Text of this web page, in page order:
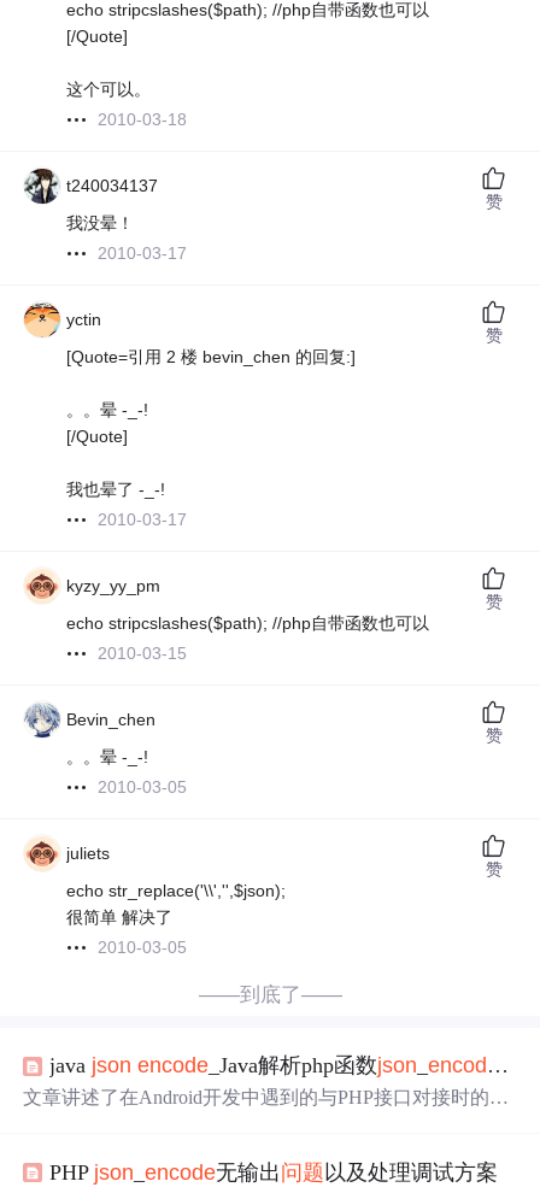
echo stripcslashes($path); //php自带函数也可以
[/Quote]
这个可以。
2010-03-18
t240034137
我没晕！
2010-03-17
赞
yctin
[Quote=引用 2 楼 bevin_chen 的回复:]
。。晕 -_-!
[/Quote]
我也晕了 -_-!
2010-03-17
赞
kyzy_yy_pm
echo stripcslashes($path); //php自带函数也可以
2010-03-15
赞
Bevin_chen
。。晕 -_-!
2010-03-05
赞
juliets
echo str_replace('\\','',$json);
很简单 解决了
2010-03-05
赞
——到底了——
java json encode _Java解析php函数json _encode
文章讲述了在Android开发中遇到的与PHP接口对接时的编
案包括在Java端使用自定义的unescapeUnicode方法或JSON
PHP json _encode无输出问题 以及处理调试方案